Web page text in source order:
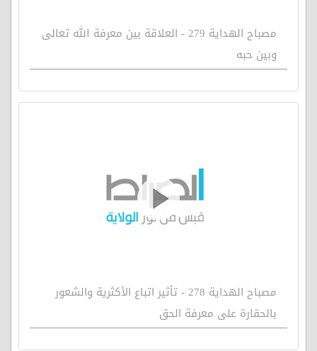
مصباح الهداية 279 - العلاقة بين معرفة الله تعالى
وبين حبه
مصباح الهداية 278 - تأثير اتباع الأكثرية والشعور
بالحقارة على معرفة الحق